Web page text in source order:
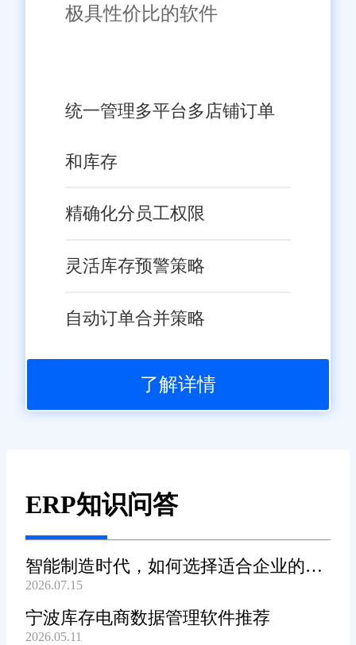
极具性价比的软件
统一管理多平台多店铺订单
和库存
精确化分员工权限
灵活库存预警策略
自动订单合并策略
了解详情
ERP知识问答
智能制造时代，如何选择适合企业的
WMS系统?
2026.07.15
宁波库存电商数据管理软件推荐
2026.05.11